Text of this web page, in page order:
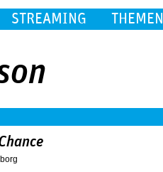
STREAMING THEMEN